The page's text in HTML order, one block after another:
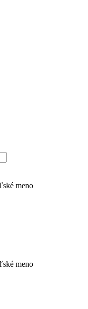
meno
meno